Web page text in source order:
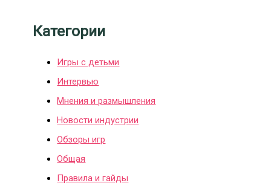
Категории
Игры с детьми
Интервью
Мнения и размышления
Новости индустрии
Обзоры игр
Общая
Правила и гайды